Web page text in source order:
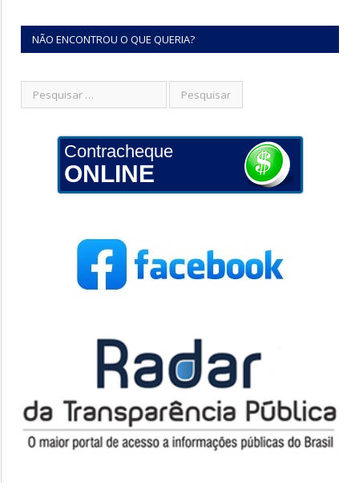
NÃO ENCONTROU O QUE QUERIA?
Contracheque
ONLINE